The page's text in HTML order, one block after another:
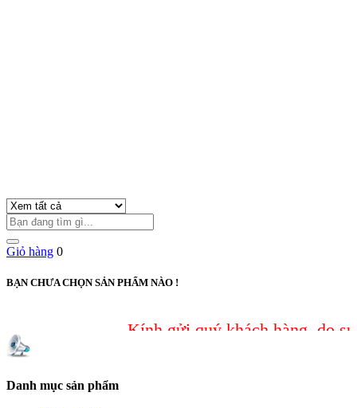
Giỏ hàng 0
BẠN CHƯA CHỌN SẢN PHẨM NÀO !
Kính gửi quý khách hàng, do sự cố
Danh mục sản phẩm